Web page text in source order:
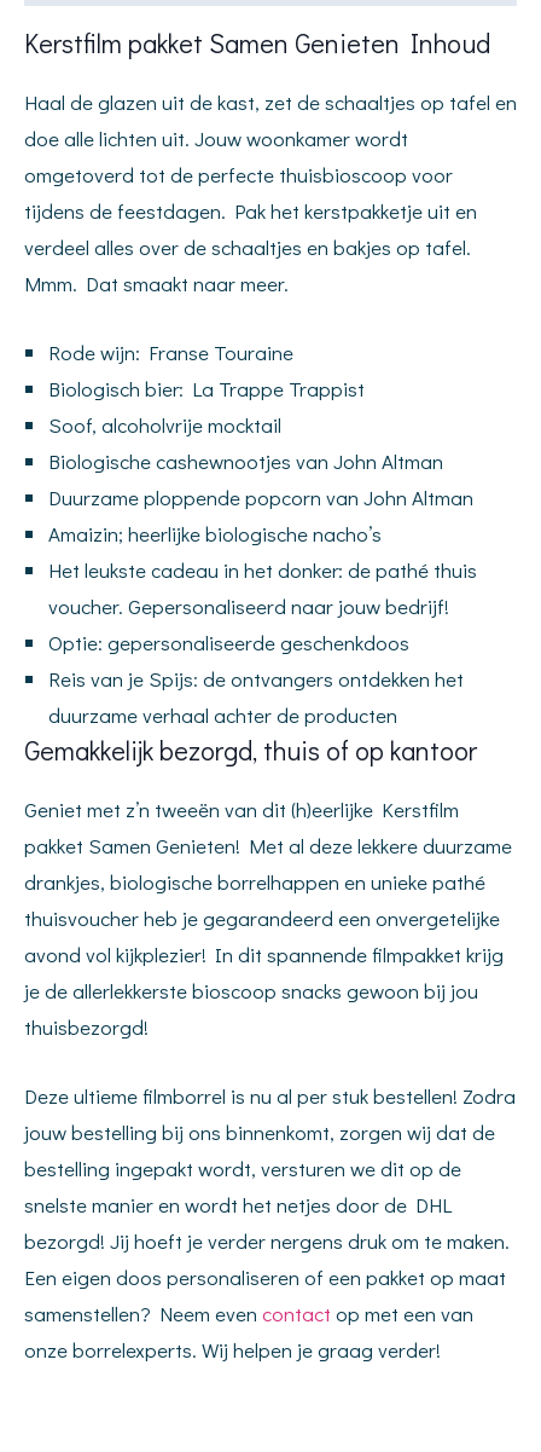
Kerstfilm pakket Samen Genieten Inhoud
Haal de glazen uit de kast, zet de schaaltjes op tafel en
doe alle lichten uit. Jouw woonkamer wordt
omgetoverd tot de perfecte thuisbioscoop voor
tijdens de feestdagen. Pak het kerstpakketje uit en
verdeel alles over de schaaltjes en bakjes op tafel.
Mmm. Dat smaakt naar meer.
Rode wijn: Franse Touraine
Biologisch bier: La Trappe Trappist
Soof, alcoholvrije mocktail
Biologische cashewnootjes van John Altman
Duurzame ploppende popcorn van John Altman
Amaizin; heerlijke biologische nacho’s
Het leukste cadeau in het donker: de pathé thuis
voucher. Gepersonaliseerd naar jouw bedrijf!
Optie: gepersonaliseerde geschenkdoos
Reis van je Spijs: de ontvangers ontdekken het
duurzame verhaal achter de producten
Gemakkelijk bezorgd, thuis of op kantoor
Geniet met z’n tweeën van dit (h)eerlijke Kerstfilm
pakket Samen Genieten! Met al deze lekkere duurzame
drankjes, biologische borrelhappen en unieke pathé
thuisvoucher heb je gegarandeerd een onvergetelijke
avond vol kijkplezier! In dit spannende filmpakket krijg
je de allerlekkerste bioscoop snacks gewoon bij jou
thuisbezorgd!
Deze ultieme filmborrel is nu al per stuk bestellen! Zodra
jouw bestelling bij ons binnenkomt, zorgen wij dat de
bestelling ingepakt wordt, versturen we dit op de
snelste manier en wordt het netjes door de DHL
bezorgd! Jij hoeft je verder nergens druk om te maken.
Een eigen doos personaliseren of een pakket op maat
samenstellen? Neem even contact op met een van
onze borrelexperts. Wij helpen je graag verder!